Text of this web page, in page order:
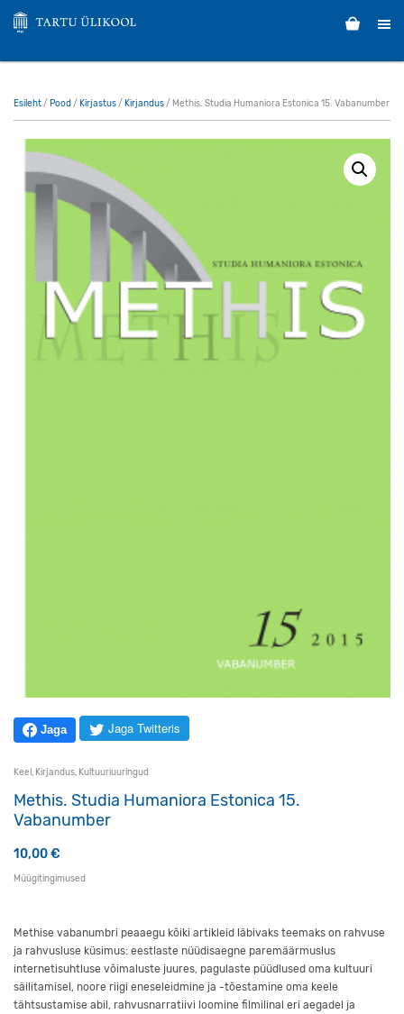
Esileht/ Pood / Kirjastus/ Kirjandus/ Methis. Studia Humaniora Estonica 15. Vabanumber
Jaga Jaga Twitteris
Keel , Kirjandus, Kultuuriuuringud
Methis. Studia Humaniora Estonica 15.
Vabanumber
10,00€
Müügitingimused
Methise vabanumbri peaaegu kõiki artikleid läbivaks teemaks on rahvuse
ja rahvusluse küsimus: eestlaste nüüdisaegne paremäärmuslus
internetisuhtluse võimaluste juures, pagulaste püüdlused oma kultuuri
säilitamisel, noore riigi eneseleidmine ja -tõestamine oma keele
tähtsustamise abil, rahvusnarratiivi loomine filmilinal eri aegadel ja